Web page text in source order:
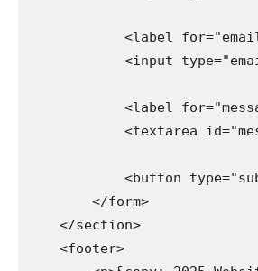
<label
<input
<label
<textarea
<button
        </form>
    </section>
    <footer>